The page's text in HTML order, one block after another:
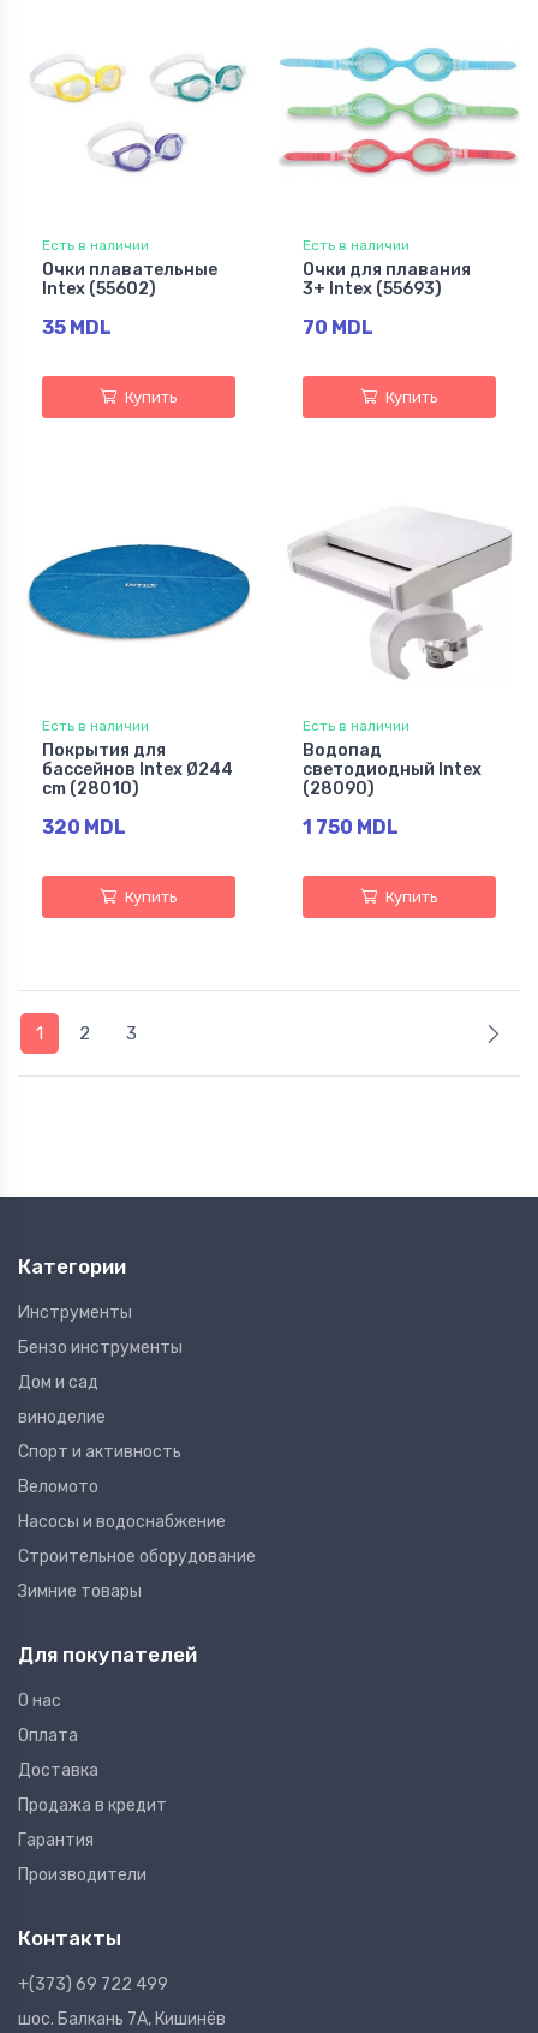
Есть в наличии
Очки плавательные
Intex (55602)
35 MDL
Купить
Есть в наличии
Очки для плавания
3+ Intex (55693)
70 MDL
Купить
Есть в наличии
Покрытия для
бассейнов Intex Ø244
cm (28010)
320 MDL
Купить
Есть в наличии
Водопад
светодиодный Intex
(28090)
1 750 MDL
Купить
1 2 3
Категории
Инструменты
Бензо инструменты
Дом и сад
виноделие
Спорт и активность
Веломото
Насосы и водоснабжение
Строительное оборудование
Зимние товары
Для покупателей
О нас
Оплата
Доставка
Продажа в кредит
Гарантия
Производители
Контакты
+(373) 69 722 499
шос. Балкань 7A, Кишинёв